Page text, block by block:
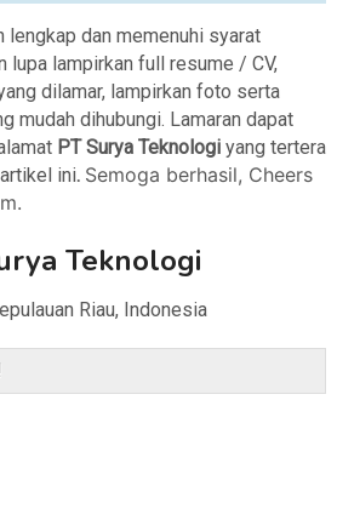
lengkap dan memenuhi syarat
lupa lampirkan full resume / CV,
dilamar, lampirkan foto serta
mudah dihubungi. Lamaran dapat
PT Surya Teknologi yang tertera
ini. Semoga berhasil, Cheers
Teknologi
Riau, Indonesia